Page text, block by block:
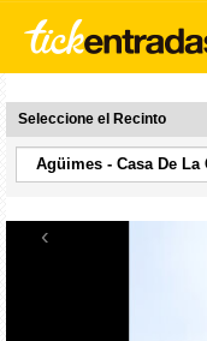
Seleccione el Recinto
‹